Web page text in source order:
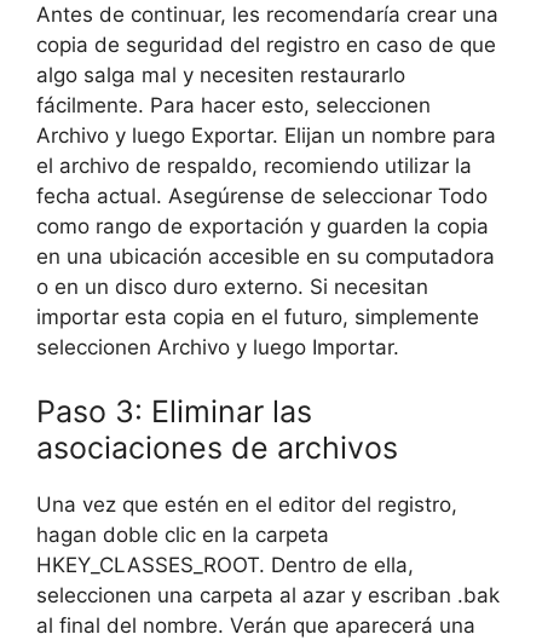
Antes de continuar, les recomendaría crear una
copia de seguridad del registro en caso de que
algo salga mal y necesiten restaurarlo
fácilmente. Para hacer esto, seleccionen
Archivo y luego Exportar. Elijan un nombre para
el archivo de respaldo, recomiendo utilizar la
fecha actual. Asegúrense de seleccionar Todo
como rango de exportación y guarden la copia
en una ubicación accesible en su computadora
o en un disco duro externo. Si necesitan
importar esta copia en el futuro, simplemente
seleccionen Archivo y luego Importar.
Paso 3: Eliminar las
asociaciones de archivos
Una vez que estén en el editor del registro,
hagan doble clic en la carpeta
HKEY_CLASSES_ROOT. Dentro de ella,
seleccionen una carpeta al azar y escriban .bak
al final del nombre. Verán que aparecerá una